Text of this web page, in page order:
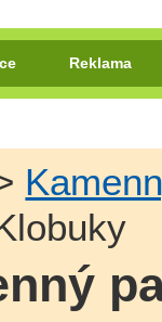
Reklama